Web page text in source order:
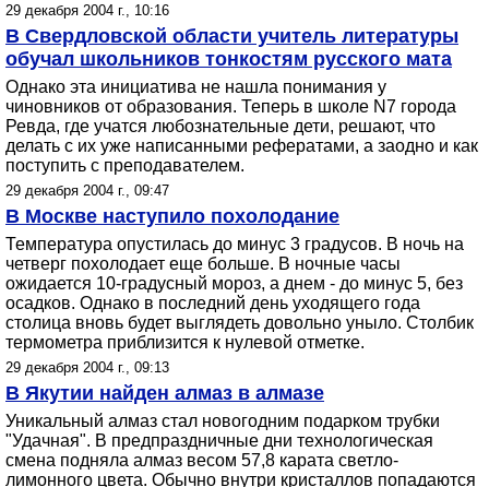
29 декабря 2004 г., 10:16
В Свердловской области учитель литературы
обучал школьников тонкостям русского мата
Однако эта инициатива не нашла понимания у
чиновников от образования. Теперь в школе N7 города
Ревда, где учатся любознательные дети, решают, что
делать с их уже написанными рефератами, а заодно и как
поступить с преподавателем.
29 декабря 2004 г., 09:47
В Москве наступило похолодание
Температура опустилась до минус 3 градусов. В ночь на
четверг похолодает еще больше. В ночные часы
ожидается 10-градусный мороз, а днем - до минус 5, без
осадков. Однако в последний день уходящего года
столица вновь будет выглядеть довольно уныло. Столбик
термометра приблизится к нулевой отметке.
29 декабря 2004 г., 09:13
В Якутии найден алмаз в алмазе
Уникальный алмаз стал новогодним подарком трубки
"Удачная". В предпраздничные дни технологическая
смена подняла алмаз весом 57,8 карата светло-
лимонного цвета. Обычно внутри кристаллов попадаются